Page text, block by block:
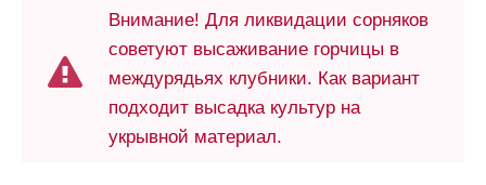
Внимание! Для ликвидации сорняков
советуют высаживание горчицы в
междурядьях клубники. Как вариант
подходит высадка культур на
укрывной материал.